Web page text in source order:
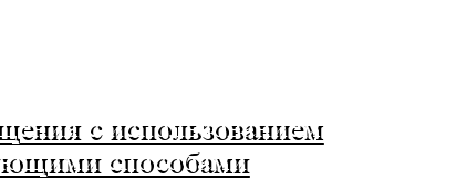
с использованием
способами